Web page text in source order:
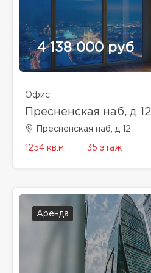
4 138 000 руб
Офис
Пресненская наб, д 12
Пресненская наб, д 12
1254 кв.м. 35 этаж
Аренда